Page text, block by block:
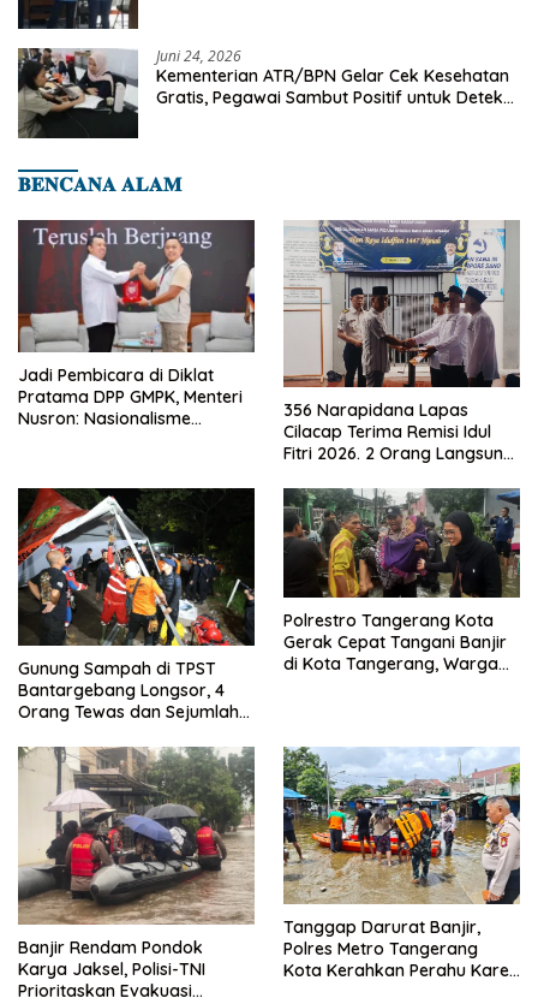
Juni 24, 2026
Kementerian ATR/BPN Gelar Cek Kesehatan
Gratis, Pegawai Sambut Positif untuk Deteksi
𝐁𝐄𝐍𝐂𝐀𝐍𝐀 𝐀𝐋𝐀𝐌
Jadi Pembicara di Diklat
Pratama DPP GMPK, Menteri
Nusron: Nasionalisme
356 Narapidana Lapas
Cilacap Terima Remisi Idul
Fitri 2026. 2 Orang Langsung
Gunung Sampah di TPST
Bantargebang Longsor, 4
Orang Tewas dan Sejumlah
Polrestro Tangerang Kota
Gerak Cepat Tangani Banjir
di Kota Tangerang, Warga
Banjir Rendam Pondok
Karya Jaksel, Polisi-TNI
Prioritaskan Evakuasi
Tanggap Darurat Banjir,
Polres Metro Tangerang
Kota Kerahkan Perahu Karet